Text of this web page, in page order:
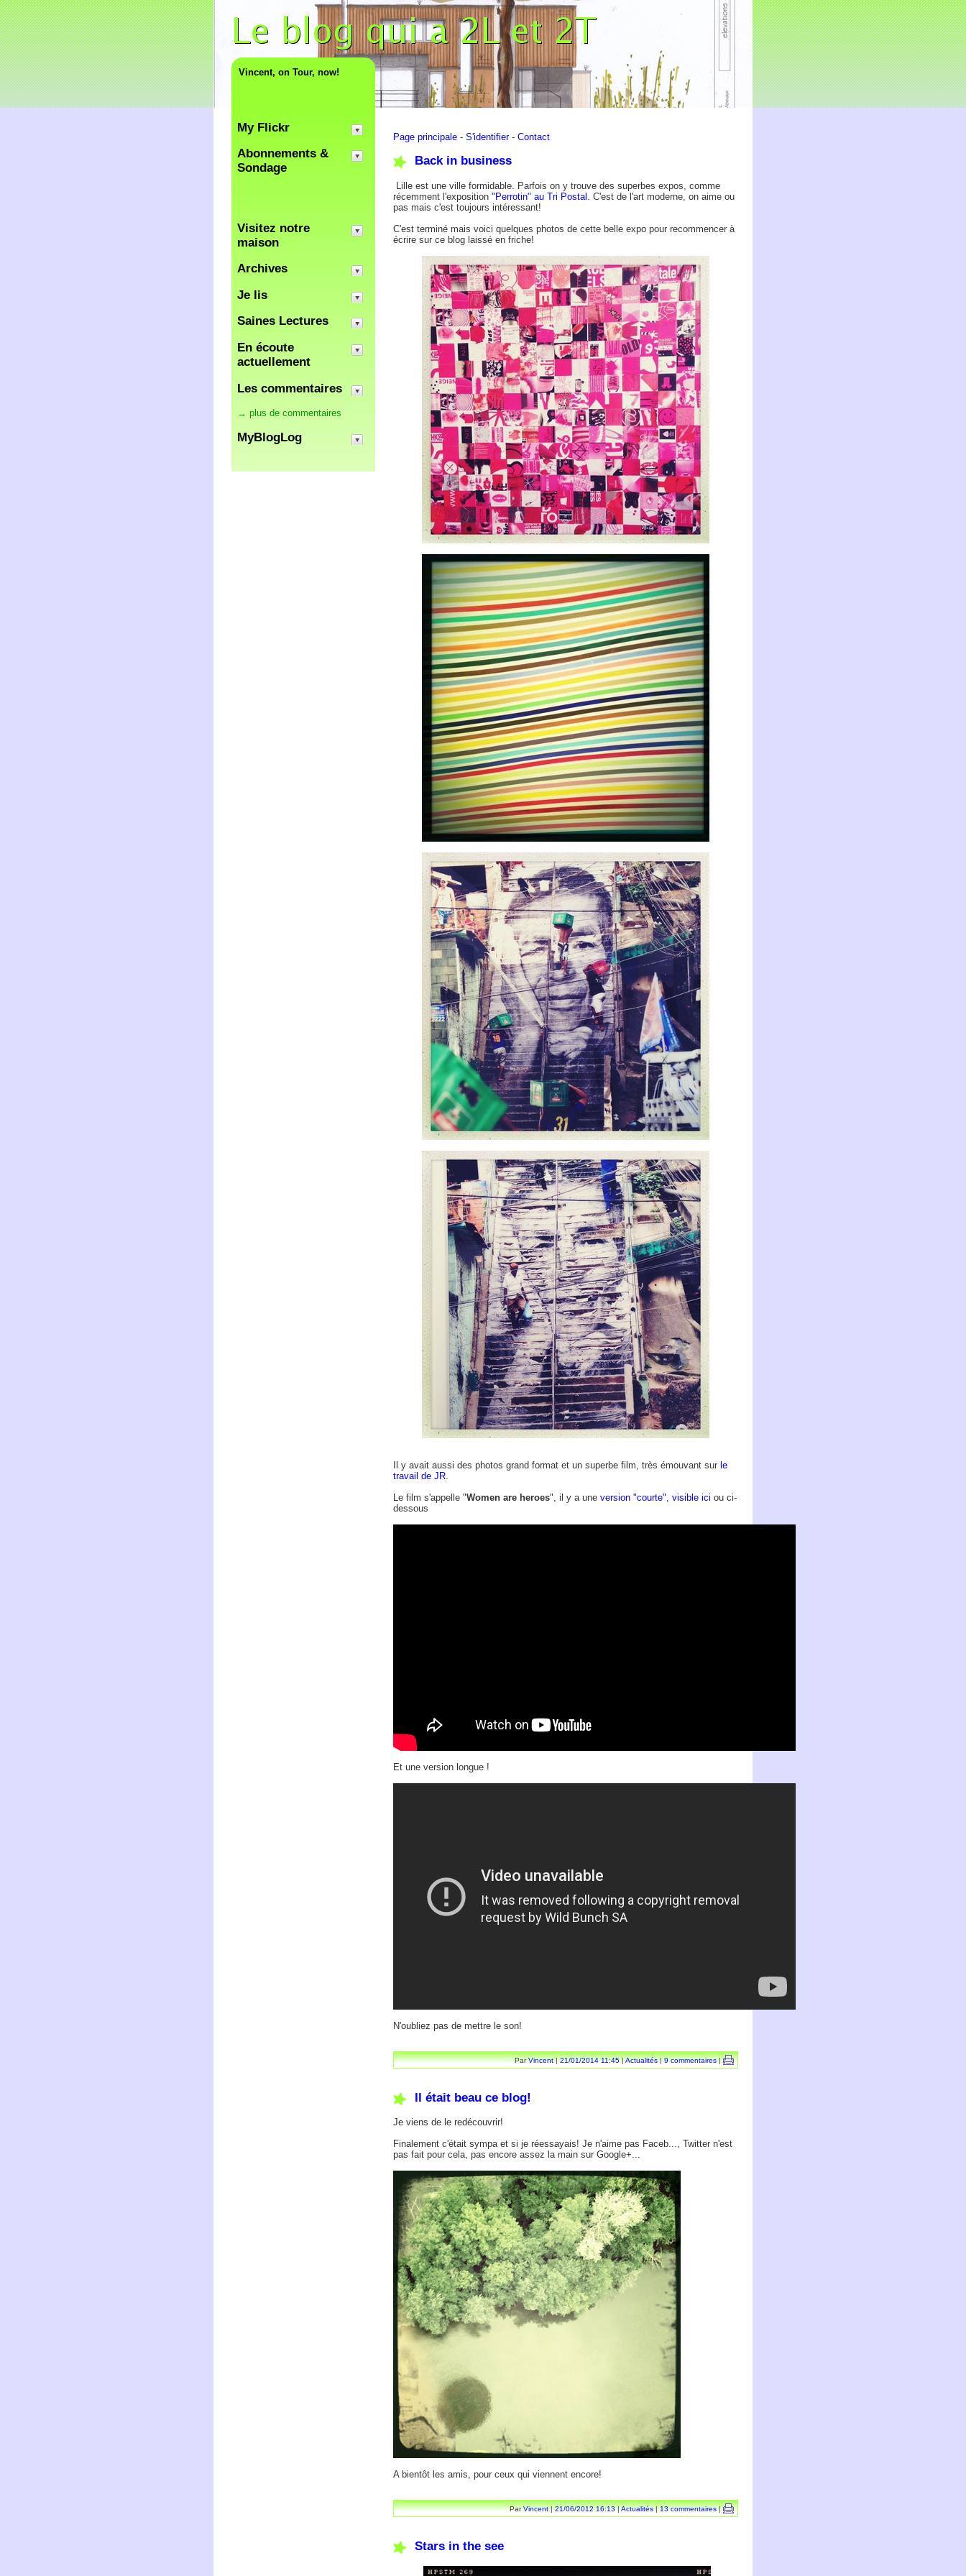
Vincent, on Tour, now!
Page principale - S'identifier - Contact
Back in business
Lille est une ville formidable. Parfois on y trouve des superbes expos, comme
récemment l'exposition "Perrotin" au Tri Postal . C'est de l'art moderne, on aime ou
pas mais c'est toujours intéressant!
C'est terminé mais voici quelques photos de cette belle expo pour recommencer à
écrire sur ce blog laissé en friche!
Il y avait aussi des photos grand format et un superbe film, très émouvant sur le
travail de JR.
Le film s'appelle "Women are heroes", il y a une version "courte", visible ici ou ci-
dessous
Et une version longue !
N'oubliez pas de mettre le son!
ParVincent|21/01/2014 11:45|Actualités|9 commentaires|
Il était beau ce blog!
Je viens de le redécouvrir!
Finalement c'était sympa et si je réessayais! Je n'aime pas Faceb..., Twitter n'est
pas fait pour cela, pas encore assez la main sur Google+...
A bientôt les amis, pour ceux qui viennent encore!
ParVincent|21/06/2012 16:13|Actualités|13 commentaires|
Stars in the see
My Flickr
Abonnements &
Sondage
Visitez notre
maison
Archives
Je lis
Saines Lectures
En écoute
actuellement
Les commentaires
→ plus de commentaires
MyBlogLog